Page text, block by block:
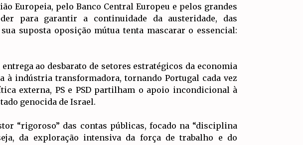
Europeia, pelo Banco Central Europeu e pelos grandes
para garantir a continuidade da austeridade, das
suposta oposição mútua tenta mascarar o essencial:
ao desbarato de setores estratégicos da economia
à indústria transformadora, tornando Portugal cada vez
externa, PS e PSD partilham o apoio incondicional à
genocida de Israel.
“rigoroso” das contas públicas, focado na “disciplina
da exploração intensiva da força de trabalho e do